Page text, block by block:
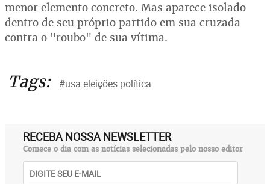
menor elemento concreto. Mas aparece isolado
dentro de seu próprio partido em sua cruzada
contra o "roubo" de sua vítima.
Tags: #usa eleições política
RECEBA NOSSA NEWSLETTER
Comece o dia com as notícias selecionadas pelo nosso editor